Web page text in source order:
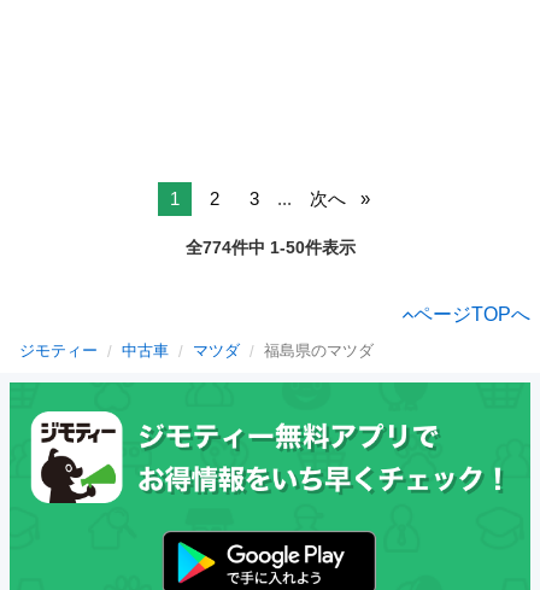
1 2 3 ... 次へ
全774件中 1-50件表示
ページTOPへ
ジモティー 中古車 マツダ 福島県のマツダ